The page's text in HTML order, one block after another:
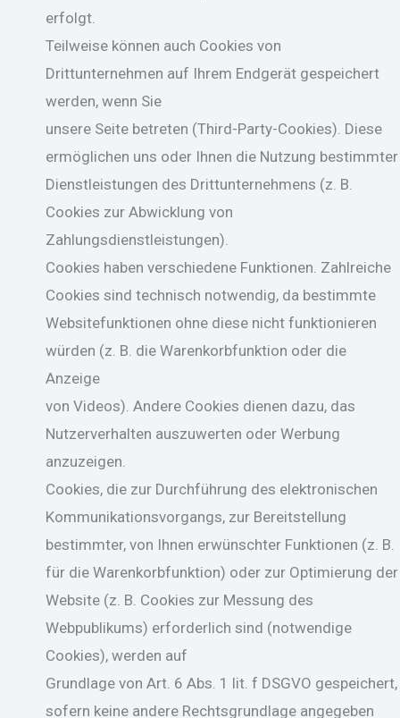
erfolgt.
Teilweise können auch Cookies von
Drittunternehmen auf Ihrem Endgerät gespeichert
werden, wenn Sie
unsere Seite betreten (Third-Party-Cookies). Diese
ermöglichen uns oder Ihnen die Nutzung bestimmter
Dienstleistungen des Drittunternehmens (z. B.
Cookies zur Abwicklung von
Zahlungsdienstleistungen).
Cookies haben verschiedene Funktionen. Zahlreiche
Cookies sind technisch notwendig, da bestimmte
Websitefunktionen ohne diese nicht funktionieren
würden (z. B. die Warenkorbfunktion oder die
Anzeige
von Videos). Andere Cookies dienen dazu, das
Nutzerverhalten auszuwerten oder Werbung
anzuzeigen.
Cookies, die zur Durchführung des elektronischen
Kommunikationsvorgangs, zur Bereitstellung
bestimmter, von Ihnen erwünschter Funktionen (z. B.
für die Warenkorbfunktion) oder zur Optimierung der
Website (z. B. Cookies zur Messung des
Webpublikums) erforderlich sind (notwendige
Cookies), werden auf
Grundlage von Art. 6 Abs. 1 lit. f DSGVO gespeichert,
sofern keine andere Rechtsgrundlage angegeben